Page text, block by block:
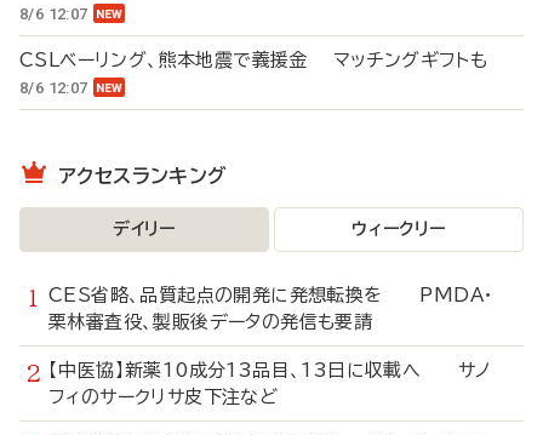
8/6 12:07
CSLベーリング、熊本地震で義援金 マッチングギフトも
8/6 12:07
アクセスランキング
デイリー ウィークリー
CES省略、品質起点の開発に発想転換を PMDA・
栗林審査役、製販後データの発信も要請
【中医協】新薬10成分13品目、13日に収載へ サノ
フィのサークリサ皮下注など